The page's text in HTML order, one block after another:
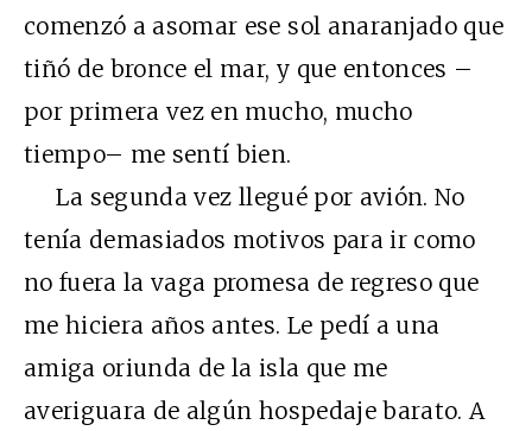
comenzó a asomar ese sol anaranjado que
tiñó de bronce el mar, y que entonces –
por primera vez en mucho, mucho
tiempo– me sentí bien.
La segunda vez llegué por avión. No
tenía demasiados motivos para ir como
no fuera la vaga promesa de regreso que
me hiciera años antes. Le pedí a una
amiga oriunda de la isla que me
averiguara de algún hospedaje barato. A